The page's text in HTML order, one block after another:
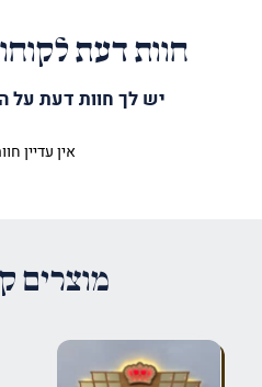
חוות דעת
יש לך חוות דעת על
הביקורת שלך*
אין עדיין
מוצרים